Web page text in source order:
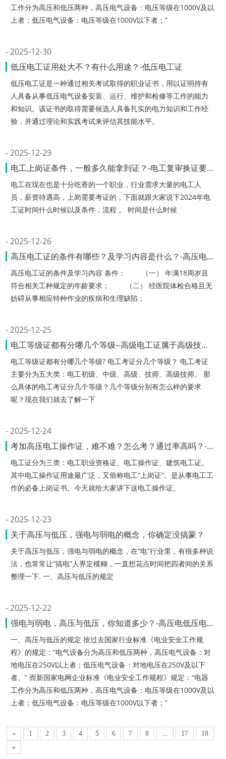
工作分为高压和低压两种，高压电气设备：电压等级在1000V及以
上者；低压电气设备：电压等级在1000V以下者；”
2025-12-30
低压电工证用处大不？有什么用途？-低压电工证
低压电工证是一种通过相关考试取得的职业证书，用以证明持有
人具备从事低压电气设备安装、运行、维护和检修等工作的能力
和知识。该证书的取得需要候选人具备扎实的电力知识和工作经
验，并通过理论和实践考试来评估其技能水平。
2025-12-29
电工上岗证条件，一般多久能拿到证？-电工复审换证要多久才能拿证呢
电工在现在也是十分吃香的一个职业，行业需求大量的电工人
员，薪资待遇高，上岗需要考证的，下面就跟大家说下2024年电
工证时间什么时候以及条件，流程 。 时间是什么时候
2025-12-26
高压电工证的条件有哪些？及学习内容是什么？-高压电工条件有哪些专业
高压电工证的条件及学习内容 条件： （一） 年满18周岁且
符合相关工种规定的年龄要求； （二） 经医院体检合格且无
妨碍从事相应特种作业的疾病和生理缺陷；
2025-12-25
电工等级证都有分哪几个等级--高级电工证属于高级技师吗
电工等级证都有分哪几个等级? 电工考证分几个等级？ 电工考证
主要分为五大类：电工初级、中级、高级、技师、高级技师。 那
么具体的电工考证分几个等级？几个等级分别有怎么样的要求
呢？现在我们就去了解一下
2025-12-24
考加高压电工操作证，难不难？怎么考？通过率高吗？-高压电工证考试实操
电工证分为三类：电工职业资格证、电工操作证、建筑电工证。
其中电工操作证用途最广泛，又俗称电工“上岗证”。是从事电工工
作的必备上岗证书。今天就给大家讲下这电工操作证。
2025-12-23
关于高压与低压，强电与弱电的概念，你确定没搞蒙？
关于高压与低压，强电与弱电的概念，在“电”行业里，有很多种说
法，也常常让“搞电”人界定模糊，一直想花点时间把四者间的关系
整理一下. 一、高压与低压的规定
2025-12-22
强电与弱电，高压与低压，你知道多少？-高压电低压电的标准是多少
一、高压与低压的规定 按过去国家行业标准《电业安全工作规
程》的规定：“电气设备分为高压和低压两种，高压电气设备：对
地电压在250V以上者；低压电气设备：对地电压在250V及以下
者。” 而新国家电网企业标准《电业安全工作规程》规定：“电器
工作分为高压和低压两种，高压电气设备：电压等级在1000V及以
上者；低压电气设备：电压等级在1000V以下者；”
« 1 2 3 4 5 6 7 8 ... 17
18
»